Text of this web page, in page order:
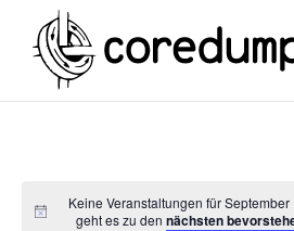
Keine Veranstaltungen für
geht es zu dennächsten